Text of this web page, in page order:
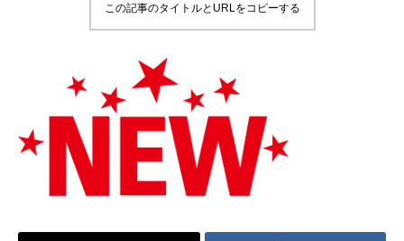
この記事のタイトルとURLをコピーする